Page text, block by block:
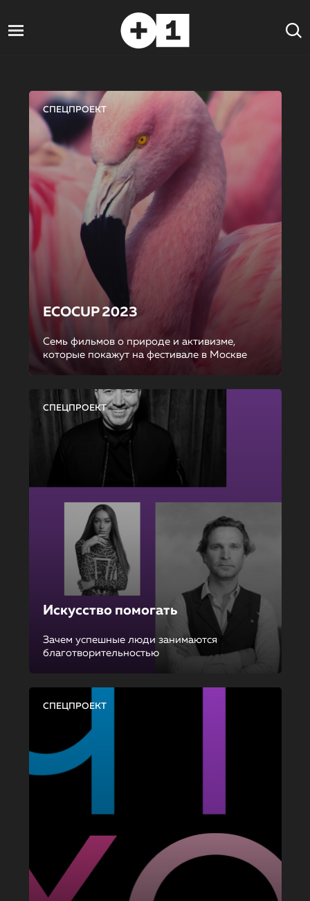
СПЕЦПРОЕКТ
ECOCUP 2023
Семь фильмов о природе и активизме,
которые покажут на фестивале в Москве
СПЕЦПРОЕКТ
Искусство помогать
Зачем успешные люди занимаются
благотворительностью
СПЕЦПРОЕКТ